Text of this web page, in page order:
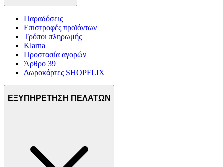
Παραδόσεις
Επιστροφές προϊόντων
Τρόποι πληρωμής
Klarna
Προστασία αγορών
Άρθρο 39
Δωροκάρτες SHOPFLIX
ΕΞΥΠΗΡΕΤΗΣΗ ΠΕΛΑΤΩΝ